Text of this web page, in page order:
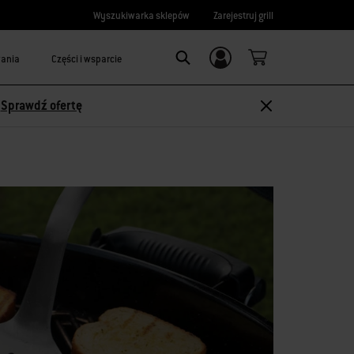
Wyszukiwarka sklepów Zarejestruj grill
Części i wsparcie
Logowanie/
rejestracja
Sprawdź ofertę